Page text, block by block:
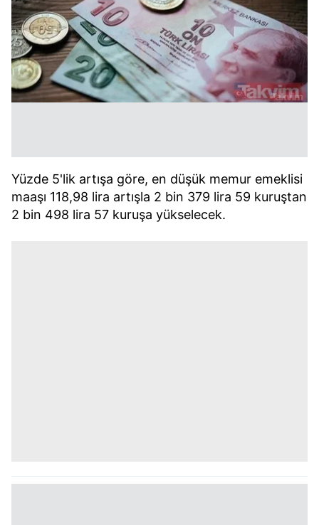
Yüzde 5'lik artışa göre, en düşük memur emeklisi
maaşı 118,98 lira artışla 2 bin 379 lira 59 kuruştan
2 bin 498 lira 57 kuruşa yükselecek.